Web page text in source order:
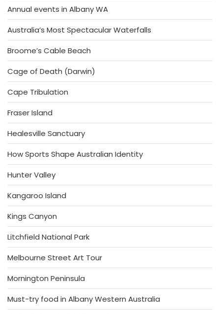
Annual events in Albany WA
Australia’s Most Spectacular Waterfalls
Broome’s Cable Beach
Cage of Death (Darwin)
Cape Tribulation
Fraser Island
Healesville Sanctuary
How Sports Shape Australian Identity
Hunter Valley
Kangaroo Island
Kings Canyon
Litchfield National Park
Melbourne Street Art Tour
Mornington Peninsula
Must-try food in Albany Western Australia